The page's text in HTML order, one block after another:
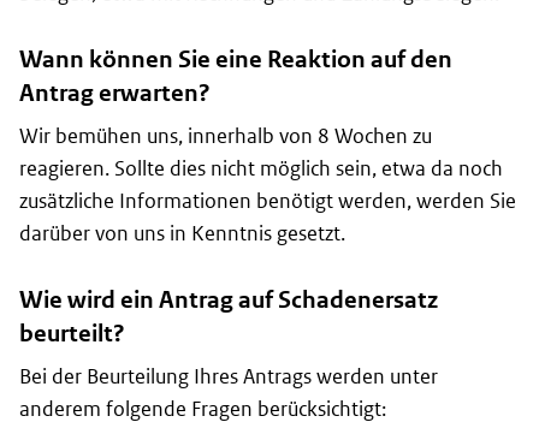
Wann können Sie eine Reaktion auf den
Antrag erwarten?
Wir bemühen uns, innerhalb von 8 Wochen zu
reagieren. Sollte dies nicht möglich sein, etwa da noch
zusätzliche Informationen benötigt werden, werden Sie
darüber von uns in Kenntnis gesetzt.
Wie wird ein Antrag auf Schadenersatz
beurteilt?
Bei der Beurteilung Ihres Antrags werden unter
anderem folgende Fragen berücksichtigt: